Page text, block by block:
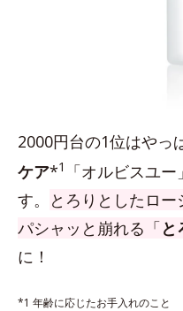
2000円台の1位はやっ
ケア*1
「オルビスユ
す。
とろりとしたロ
パシャッと崩れる「と
に！
*1 年齢に応じたお手入れのこと